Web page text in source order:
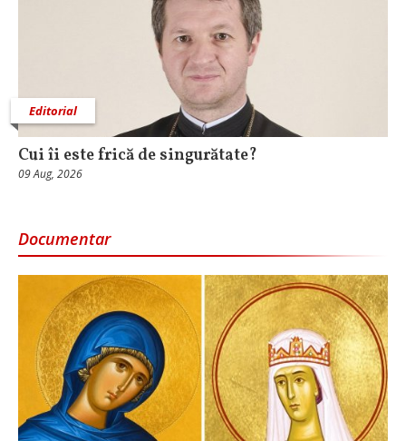
Editorial
Cui îi este frică de singurătate?
09 Aug, 2026
Documentar